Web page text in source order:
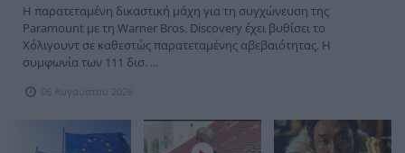
Η παρατεταμένη δικαστική μάχη για τη συγχώνευση της
Paramount με τη Warner Bros. Discovery έχει βυθίσει το
Χόλιγουντ σε καθεστώς παρατεταμένης αβεβαιότητας. Η
συμφωνία των 111 δισ. ...
06 Αυγούστου 2026